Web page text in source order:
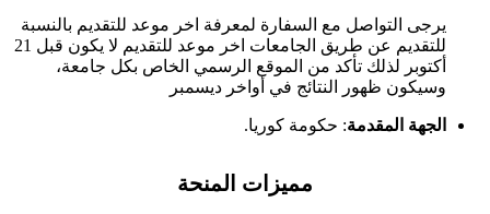
يرجى التواصل مع السفارة لمعرفة اخر موعد للتقديم بالنسبة
للتقديم عن طريق الجامعات اخر موعد للتقديم لا يكون قبل 21
أكتوبر لذلك تأكد من الموقع الرسمي الخاص بكل جامعة،
وسيكون ظهور النتائج في أواخر ديسمبر
الجهة المقدمة: حكومة كوريا.
مميزات المنحة